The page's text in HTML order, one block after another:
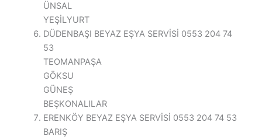
ÜNSAL
YEŞİLYURT
DÜDENBAŞI BEYAZ EŞYA SERVİSİ 0553 204 74
53
TEOMANPAŞA
GÖKSU
GÜNEŞ
BEŞKONALILAR
ERENKÖY BEYAZ EŞYA SERVİSİ 0553 204 74 53
BARIŞ